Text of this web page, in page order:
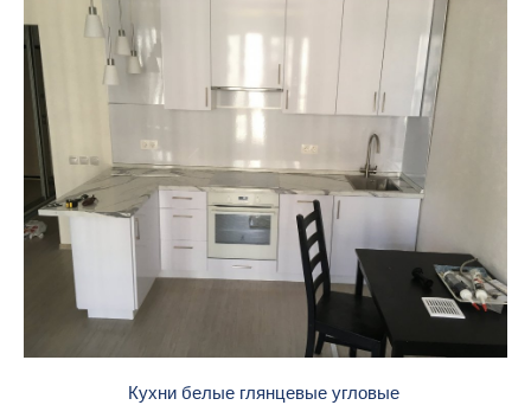
Кухни белые глянцевые угловые